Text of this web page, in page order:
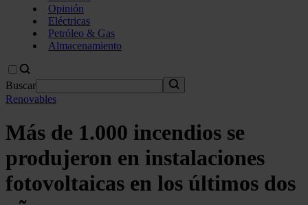
Opinión
Eléctricas
Petróleo & Gas
Almacenamiento
Buscar
Renovables
Más de 1.000 incendios se
produjeron en instalaciones
fotovoltaicas en los últimos dos